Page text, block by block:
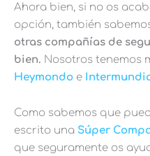
Ahora bien, si no os
opción, también
otras compañías de
bien. Nosotros tenemos
Heymondo e
Como sabemos que
escrito una Súper
que seguramente os